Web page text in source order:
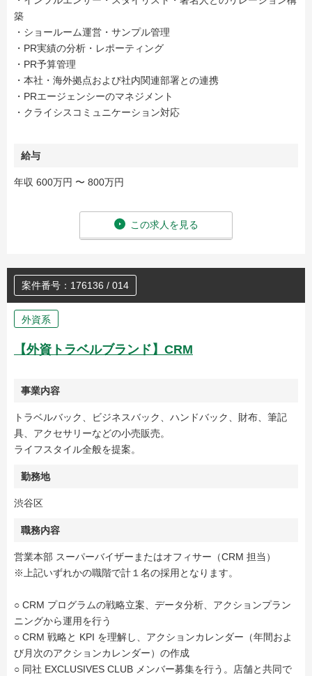
築
・ショールーム運営・サンプル管理
・PR実績の分析・レポーティング
・PR予算管理
・本社・海外拠点および社内関連部署との連携
・PRエージェンシーのマネジメント
・クライシスコミュニケーション対応
給与
年収 600万円 〜 800万円
この求人を見る
案件番号：176136 / 014
外資系
【外資トラベルブランド】CRM
事業内容
トラベルバック、ビジネスバック、ハンドバック、財布、筆記
具、アクセサリーなどの小売販売。
ライフスタイル全般を提案。
勤務地
渋谷区
職務内容
営業本部 スーパーバイザーまたはオフィサー（CRM 担当）
※上記いずれかの職階で計１名の採用となります。
○ CRM プログラムの戦略立案、データ分析、アクションプラン
ニングから運用を行う
○ CRM 戦略と KPI を理解し、アクションカレンダー（年間およ
び月次のアクションカレンダー）の作成
○ 同社 EXCLUSIVES CLUB メンバー募集を行う。店舗と共同で